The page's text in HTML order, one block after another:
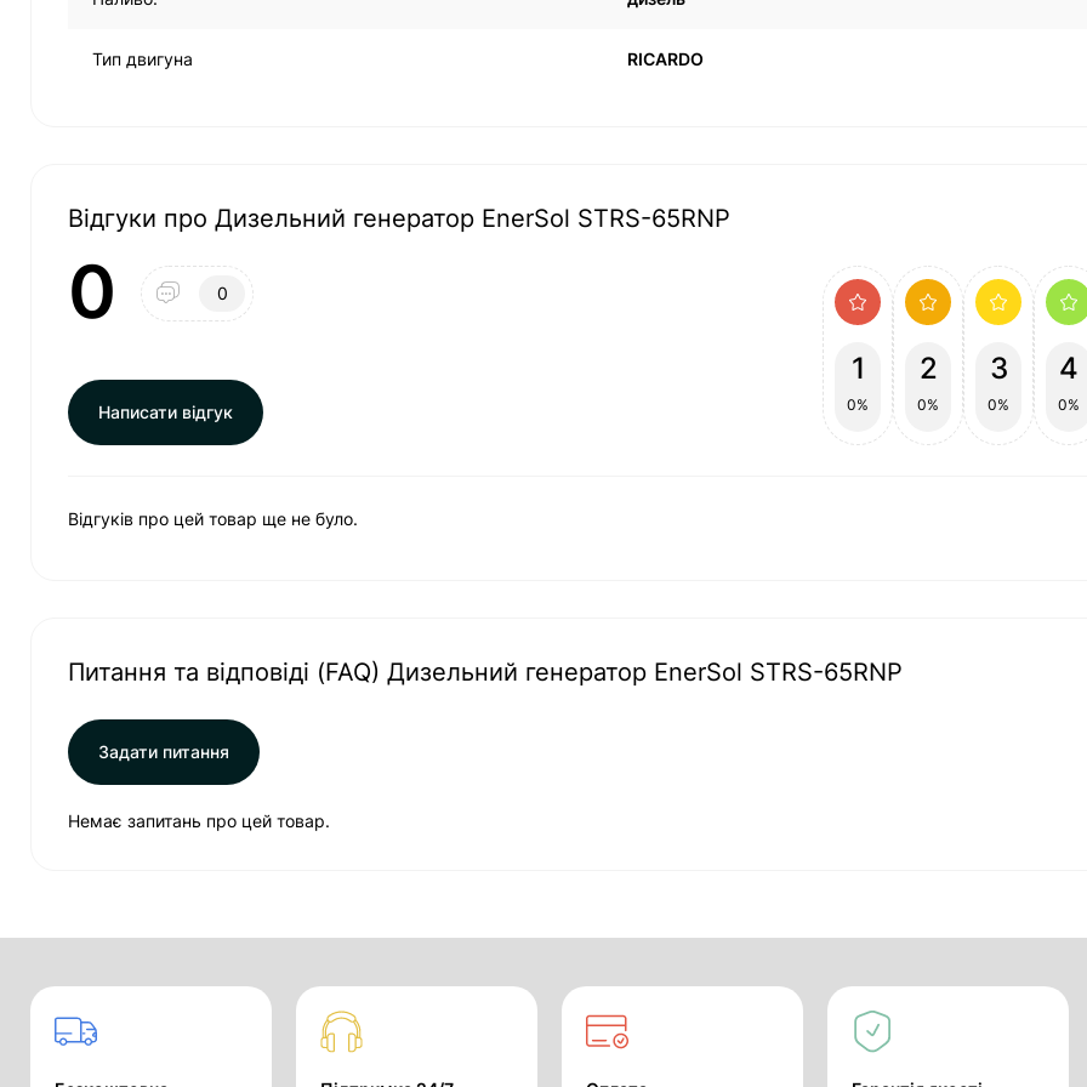
Тип двигуна RICARDO
Відгуки про Дизельний генератор EnerSol STRS-65RNP
0 0
Написати відгук
1
0%
2
0%
3
0%
4
0%
Відгуків про цей товар ще не було.
Питання та відповіді (FAQ) Дизельний генератор EnerSol STRS-65RNP
Задати питання
Немає запитань про цей товар.